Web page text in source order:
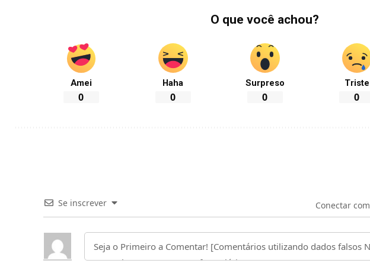
O que você achou?
Amei
0
Haha
0
Surpreso
0
Triste
0
Se inscrever Conectar com